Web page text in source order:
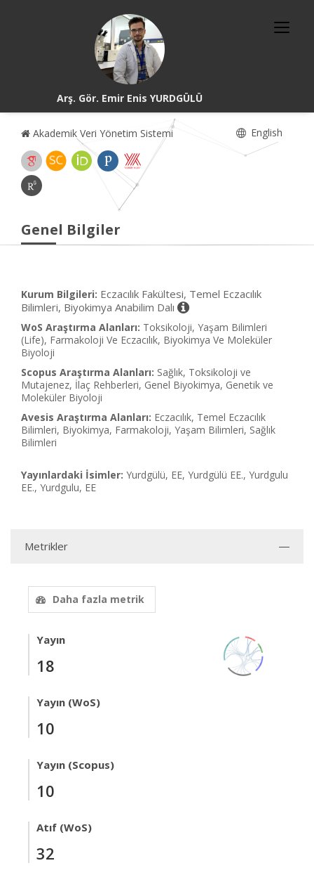
Arş. Gör. Emir Enis YURDGÜLÜ
Akademik Veri Yönetim Sistemi English
Genel Bilgiler
Kurum Bilgileri: Eczacılık Fakültesi, Temel Eczacılık
Bilimleri, Biyokimya Anabilim Dalı
WoS Araştırma Alanları: Toksikoloji, Yaşam Bilimleri
(Life), Farmakoloji Ve Eczacılık, Biyokimya Ve Moleküler
Biyoloji
Scopus Araştırma Alanları: Sağlık, Toksikoloji ve
Mutajenez, İlaç Rehberleri, Genel Biyokimya, Genetik ve
Moleküler Biyoloji
Avesis Araştırma Alanları: Eczacılık, Temel Eczacılık
Bilimleri, Biyokimya, Farmakoloji, Yaşam Bilimleri, Sağlık
Bilimleri
Yayınlardaki İsimler: Yurdgülü, EE, Yurdgülü EE., Yurdgulu
EE., Yurdgulu, EE
Metrikler
Daha fazla metrik
Yayın
18
Yayın (WoS)
10
Yayın (Scopus)
10
Atıf (WoS)
32